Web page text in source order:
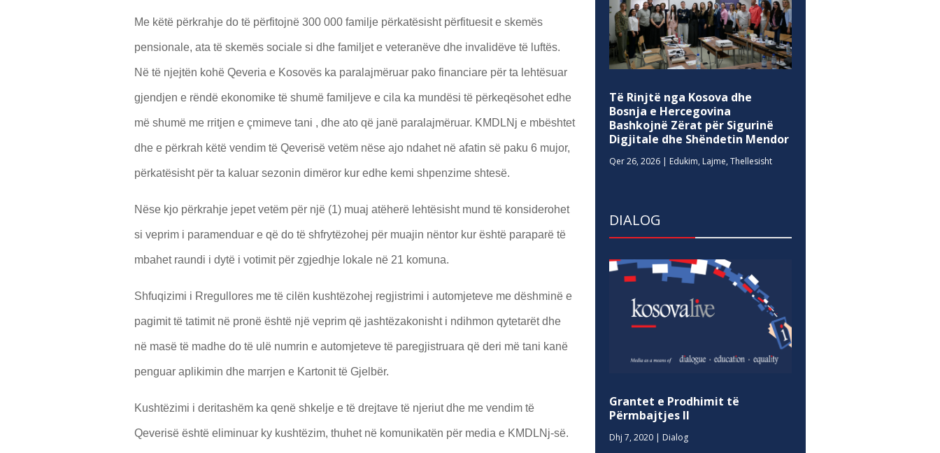
Me këtë përkrahje do të përfitojnë 300 000 familje përkatësisht përfituesit e skemës
pensionale, ata të skemës sociale si dhe familjet e veteranëve dhe invalidëve të luftës.
Në të njejtën kohë Qeveria e Kosovës ka paralajmëruar pako financiare për ta lehtësuar
gjendjen e rëndë ekonomike të shumë familjeve e cila ka mundësi të përkeqësohet edhe
më shumë me rritjen e çmimeve tani , dhe ato që janë paralajmëruar. KMDLNj e mbështet
dhe e përkrah këtë vendim të Qeverisë vetëm nëse ajo ndahet në afatin së paku 6 mujor,
përkatësisht për ta kaluar sezonin dimëror kur edhe kemi shpenzime shtesë.
Nëse kjo përkrahje jepet vetëm për një (1) muaj atëherë lehtësisht mund të konsiderohet
si veprim i paramenduar e që do të shfrytëzohej për muajin nëntor kur është paraparë të
mbahet raundi i dytë i votimit për zgjedhje lokale në 21 komuna.
Shfuqizimi i Rregullores me të cilën kushtëzohej regjistrimi i automjeteve me dëshminë e
pagimit të tatimit në pronë është një veprim që jashtëzakonisht i ndihmon qytetarët dhe
në masë të madhe do të ulë numrin e automjeteve të paregjistruara që deri më tani kanë
penguar aplikimin dhe marrjen e Kartonit të Gjelbër.
Kushtëzimi i deritashëm ka qenë shkelje e të drejtave të njeriut dhe me vendim të
Qeverisë është eliminuar ky kushtëzim, thuhet në komunikatën për media e KMDLNj-së.
Të Rinjtë nga Kosova dhe
Bosnja e Hercegovina
Bashkojnë Zërat për Sigurinë
Digjitale dhe Shëndetin Mendor
Qer 26, 2026 | Edukim, Lajme,Thellesisht
DIALOG
Grantet e Prodhimit të
Përmbajtjes II
Dhj 7, 2020 | Dialog